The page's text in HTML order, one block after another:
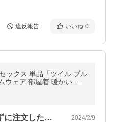
違反報告 いいね 0
ックス 単品「ツイル ブル
ウェア 部屋着 暖かい 男
ィース あったか はんてん
商品情報をあまりよく見ずに注文したので… 2024/2/9